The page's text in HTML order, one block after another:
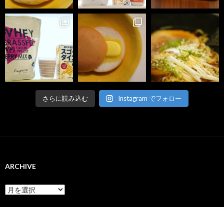
さらに読み込む Instagram でフォロー
ARCHIVE
ARCHIVE